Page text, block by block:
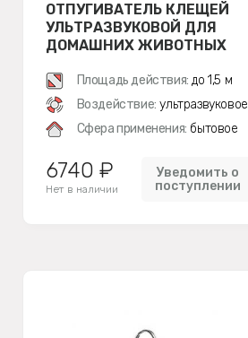
ОТПУГИВАТЕЛЬ КЛЕЩЕЙ
УЛЬТРАЗВУКОВОЙ ДЛЯ
ДОМАШНИХ ЖИВОТНЫХ
Площадь действия: до 1,5 м
Воздействие: ультразвуковое
Сфера применения: бытовое
6740 ₽
Нет в наличии
Уведомить о
поступлении